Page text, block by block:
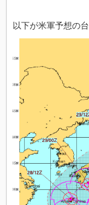
以下が米軍予想の